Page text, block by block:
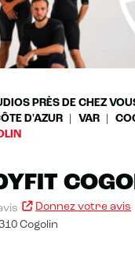
PRÈS DE CHEZ
D'AZUR
VAR
Donnez votre avis
Cogolin